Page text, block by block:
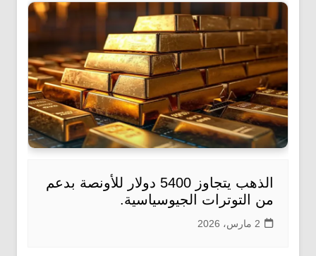
الذهب يتجاوز 5400 دولار للأونصة بدعم
من التوترات الجيوسياسية.
2 مارس، 2026